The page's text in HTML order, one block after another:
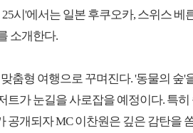
시'에서는 일본 후쿠오카, 스위스 베
소개한다.
춤형 여행으로 꾸며진다. '동물의 숲'
트가 눈길을 사로잡을 예정이다. 특
공개되자 MC 이찬원은 깊은 감탄을